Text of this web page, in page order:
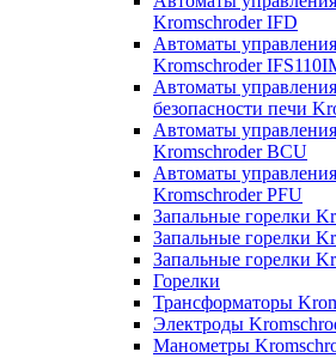
Kromschroder IFD
Автоматы
Kromschroder
Автоматы
безопасности печи
Автоматы
Kromschroder BCU
Автоматы
Kromschroder PFU
Запальные горелки
Запальные горелки
Запальные горелки
Горелки
Трансформаторы
Электроды
Манометры